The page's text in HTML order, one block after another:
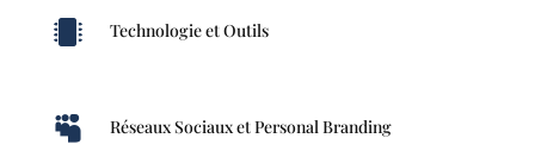
 Technologie et Outils
 Réseaux Sociaux et Personal Branding